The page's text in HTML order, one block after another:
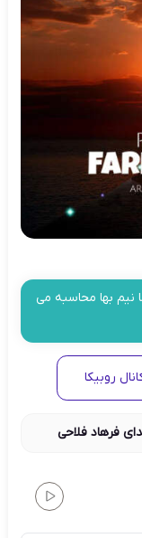
نیم بها محاسبه می
روبیکا
فرهاد فلاحی